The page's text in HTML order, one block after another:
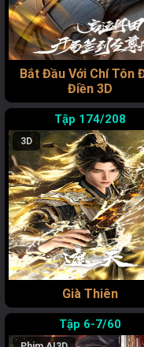
Bắt Đầu Với Chí Tôn
Điền 3D
174/208
3D
Già Thiên
6-7/60